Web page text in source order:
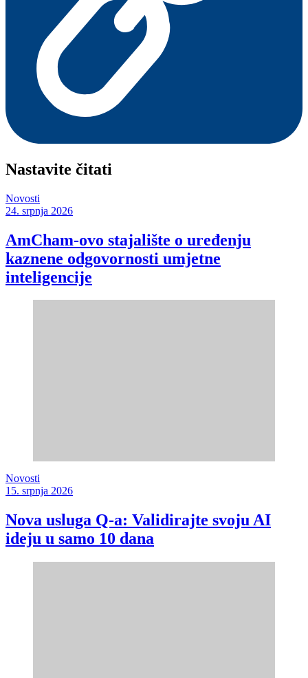
Nastavite čitati
Novosti
24. srpnja 2026
AmCham-ovo stajalište o uređenju
kaznene odgovornosti umjetne
inteligencije
Novosti
15. srpnja 2026
Nova usluga Q-a: Validirajte svoju AI
ideju u samo 10 dana